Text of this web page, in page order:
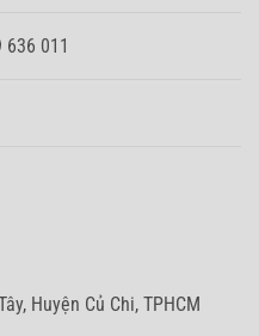
636 011
Huyện Củ Chi, TPHCM